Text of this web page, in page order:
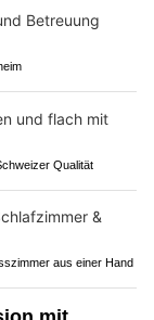
Qualität
aus einer Hand